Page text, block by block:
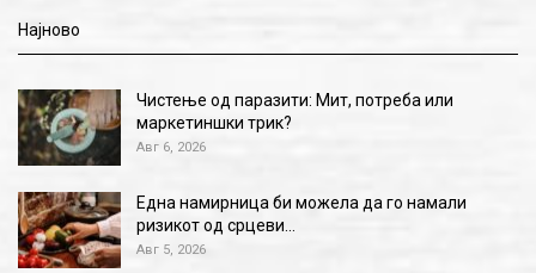
Најново
Чистење од паразити: Мит, потреба или
маркетиншки трик?
Авг 6, 2026
Една намирница би можела да го намали
ризикот од срцеви…
Авг 5, 2026